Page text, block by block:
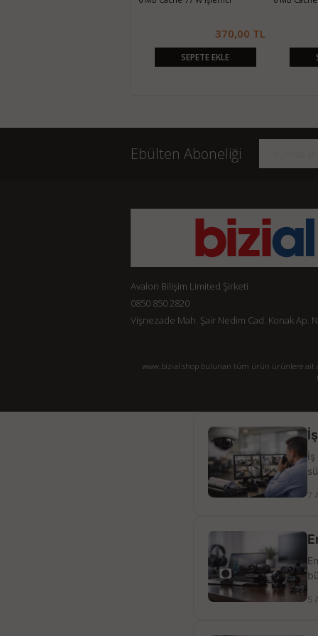
1.350,00 TL
SEPETE EKLE
Ebülten Aboneliği
Avalon Bilişim Limited Şirketi
0850 850 2820
Vişnezade Mah. Şair Nedim Cad. Konak Ap.
www.bizial.shop bulunan tüm ürün ürünlere ait
İş
7
5